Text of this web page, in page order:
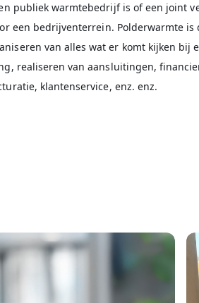
publiek warmtebedrijf is of een joint
een bedrijventerrein. Polderwarmte is
van alles wat er komt kijken bij
realiseren van aansluitingen,
klantenservice, enz. enz.